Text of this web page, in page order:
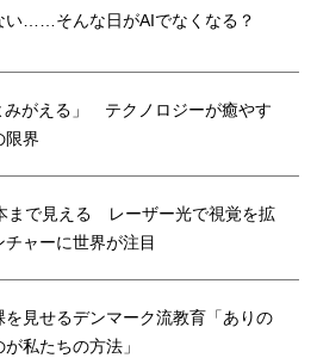
い……そんな日がAIでなくなる？
みがえる」 テクノロジーが癒やす
限界
まで見える レーザー光で視覚を拡
ャーに世界が注目
を見せるデンマーク流教育「ありの
私たちの方法」